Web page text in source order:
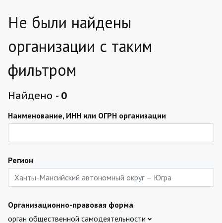
Не были найдены
организации с таким
фильтром
Найдено - 0
Наименование, ИНН или ОГРН организации
Регион
Организационно-правовая форма
орган общественной самодеятельности